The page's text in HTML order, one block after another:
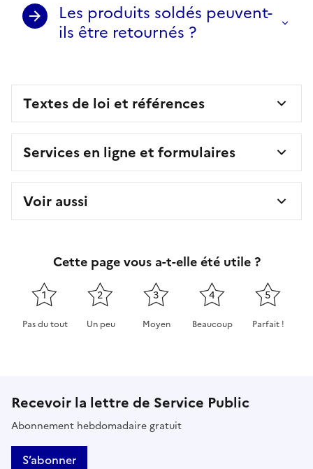
Les produits soldés peuvent-
ils être retournés ?
Textes de loi et références
Services en ligne et formulaires
Voir aussi
Cette page vous a-t-elle été utile ?
1
Pas du tout
2
Un peu
3
Moyen
4
Beaucoup
5
Parfait !
Recevoir la lettre de Service Public
Abonnement hebdomadaire gratuit
S’abonner